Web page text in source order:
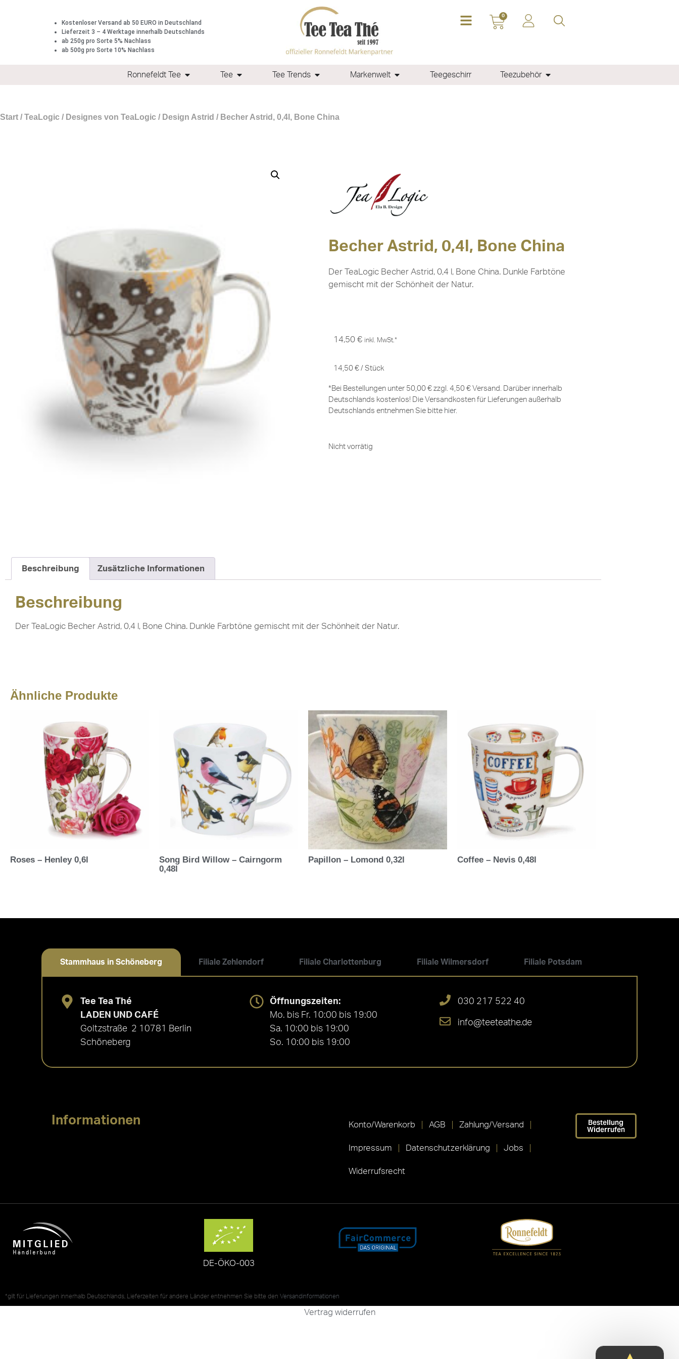
Kostenloser Versand ab 50 EURO in Deutschland
Lieferzeit 3 – 4 Werktage innerhalb Deutschlands
ab 250g pro Sorte 5% Nachlass
ab 500g pro Sorte 10% Nachlass
0
Ronnefeldt Tee Tee Tee Trends Markenwelt Teegeschirr Teezubehör
Start / TeaLogic / Designes von TeaLogic / Design Astrid / Becher Astrid, 0,4l, Bone China
Becher Astrid, 0,4l, Bone China
Der TeaLogic Becher Astrid, 0,4 l, Bone China. Dunkle Farbtöne
gemischt mit der Schönheit der Natur.
14,50 € inkl. MwSt.*
14,50 € / Stück
*Bei Bestellungen unter 50,00 € zzgl. 4,50 € Versand. Darüber innerhalb
Deutschlands kostenlos! Die Versandkosten für Lieferungen außerhalb
Deutschlands entnehmen Sie bitte hier.
Nicht vorrätig
Beschreibung Zusätzliche Informationen
Beschreibung
Der TeaLogic Becher Astrid, 0,4 l, Bone China. Dunkle Farbtöne gemischt mit der Schönheit der Natur.
Ähnliche Produkte
Roses – Henley 0,6l
Song Bird Willow – Cairngorm
0,48l
Papillon – Lomond 0,32l Coffee – Nevis 0,48l
Stammhaus in Schöneberg Filiale Zehlendorf Filiale Charlottenburg Filiale Wilmersdorf Filiale Potsdam
Tee Tea Thé
LADEN UND CAFÉ
Goltzstraße 2 10781 Berlin
Schöneberg
Öffnungszeiten:
Mo. bis Fr. 10:00 bis 19:00
Sa. 10:00 bis 19:00
So. 10:00 bis 19:00
030 217 522 40
info@teeteathe.de
Informationen Konto/Warenkorb AGB Zahlung/Versand
Impressum Datenschutzerklärung Jobs
Widerrufsrecht
Bestellung
Widerrufen
DE-ÖKO-003
*gilt für Lieferungen innerhalb Deutschlands, Lieferzeiten für andere Länder entnehmen Sie bitte den Versandinformationen
Vertrag widerrufen